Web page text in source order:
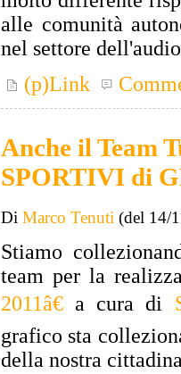
alle comunità
nel settore
(p)Link
Anche il Team
SPORTIVI di
Di Marco Tenuti (del 14/
Stiamo
team per la
2011â€ a cura di
grafico sta
della nostra